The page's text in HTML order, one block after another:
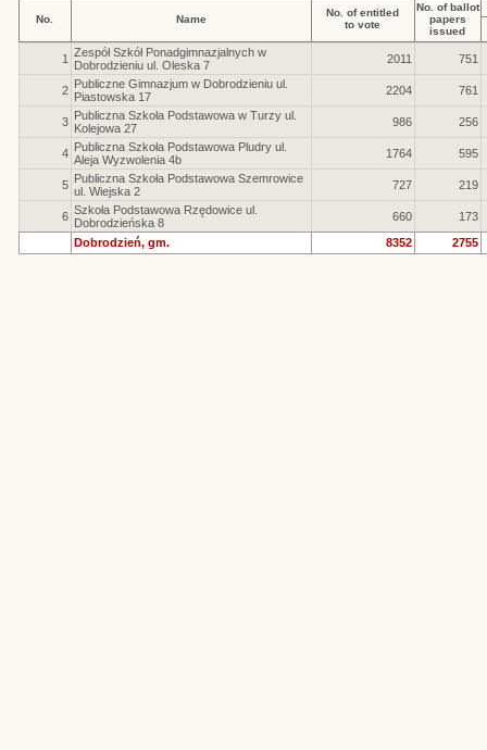
No. Name
No. of entitled
to vote
No. of ballot
papers
issued
1 Zespół Szkół Ponadgimnazjalnych w
Dobrodzieniu ul. Oleska 7
2011 751
2 Publiczne Gimnazjum w Dobrodzieniu ul.
Piastowska 17
2204 761
3 Publiczna Szkoła Podstawowa w Turzy ul.
Kolejowa 27
986 256
4 Publiczna Szkoła Podstawowa Pludry ul.
Aleja Wyzwolenia 4b
1764 595
5 Publiczna Szkoła Podstawowa Szemrowice
ul. Wiejska 2
727 219
6 Szkoła Podstawowa Rzędowice ul.
Dobrodzieńska 8
660
173
Dobrodzień, gm.
8352 2755